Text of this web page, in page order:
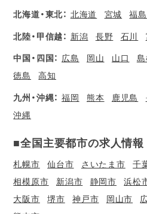
北海道・東北： 北海道 宮城 福島
北陸・甲信越： 新潟 長野 石川
中国・四国： 広島 岡山 山口 島
徳島
高知
九州・沖縄： 福岡 熊本 鹿児島
沖縄
■全国主要都市の求人情報
札幌市 仙台市 さいたま市 千
相模原市
新潟市 静岡市 浜松
大阪市
堺市 神戸市 岡山市